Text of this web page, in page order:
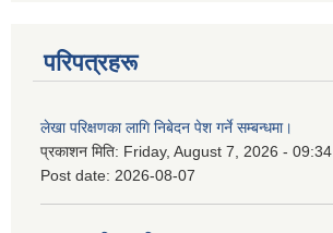
परिपत्रहरू
लेखा परिक्षणका लागि निबेदन पेश गर्ने सम्बन्धमा।
प्रकाशन मिति: Friday, August 7, 2026 - 09:34
Post date: 2026-08-07